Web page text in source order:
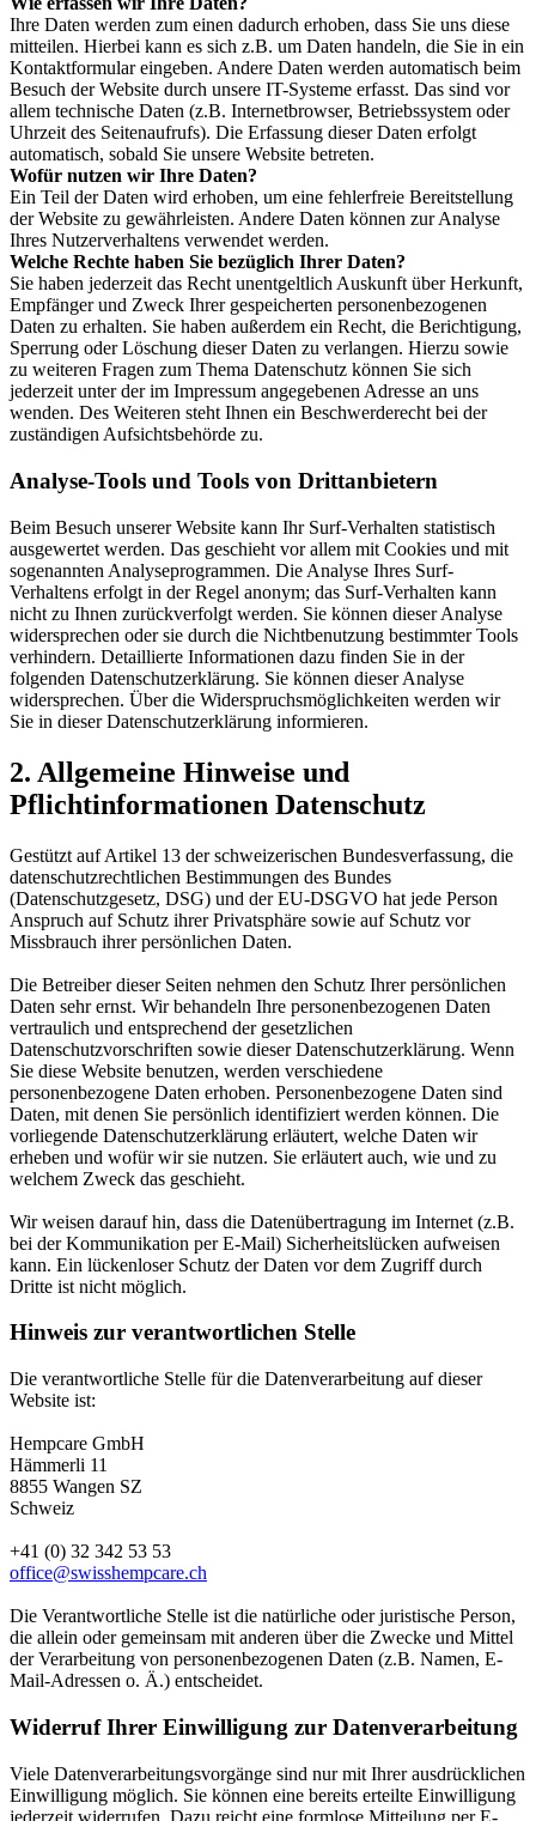
Ihre Daten werden zum einen dadurch erhoben, dass Sie uns diese
mitteilen. Hierbei kann es sich z.B. um Daten handeln, die Sie in ein
Kontaktformular eingeben. Andere Daten werden automatisch beim
Besuch der Website durch unsere IT-Systeme erfasst. Das sind vor
allem technische Daten (z.B. Internetbrowser, Betriebssystem oder
Uhrzeit des Seitenaufrufs). Die Erfassung dieser Daten erfolgt
automatisch, sobald Sie unsere Website betreten.
Wofür nutzen wir Ihre Daten?
Ein Teil der Daten wird erhoben, um eine fehlerfreie Bereitstellung
der Website zu gewährleisten. Andere Daten können zur Analyse
Ihres Nutzerverhaltens verwendet werden.
Welche Rechte haben Sie bezüglich Ihrer Daten?
Sie haben jederzeit das Recht unentgeltlich Auskunft über Herkunft,
Empfänger und Zweck Ihrer gespeicherten personenbezogenen
Daten zu erhalten. Sie haben außerdem ein Recht, die Berichtigung,
Sperrung oder Löschung dieser Daten zu verlangen. Hierzu sowie
zu weiteren Fragen zum Thema Datenschutz können Sie sich
jederzeit unter der im Impressum angegebenen Adresse an uns
wenden. Des Weiteren steht Ihnen ein Beschwerderecht bei der
zuständigen Aufsichtsbehörde zu.
Analyse-Tools und Tools von Drittanbietern
Beim Besuch unserer Website kann Ihr Surf-Verhalten statistisch
ausgewertet werden. Das geschieht vor allem mit Cookies und mit
sogenannten Analyseprogrammen. Die Analyse Ihres Surf-
Verhaltens erfolgt in der Regel anonym; das Surf-Verhalten kann
nicht zu Ihnen zurückverfolgt werden. Sie können dieser Analyse
widersprechen oder sie durch die Nichtbenutzung bestimmter Tools
verhindern. Detaillierte Informationen dazu finden Sie in der
folgenden Datenschutzerklärung. Sie können dieser Analyse
widersprechen. Über die Widerspruchsmöglichkeiten werden wir
Sie in dieser Datenschutzerklärung informieren.
2. Allgemeine Hinweise und
Pflichtinformationen Datenschutz
Gestützt auf Artikel 13 der schweizerischen Bundesverfassung, die
datenschutzrechtlichen Bestimmungen des Bundes
(Datenschutzgesetz, DSG) und der EU-DSGVO hat jede Person
Anspruch auf Schutz ihrer Privatsphäre sowie auf Schutz vor
Missbrauch ihrer persönlichen Daten.
Die Betreiber dieser Seiten nehmen den Schutz Ihrer persönlichen
Daten sehr ernst. Wir behandeln Ihre personenbezogenen Daten
vertraulich und entsprechend der gesetzlichen
Datenschutzvorschriften sowie dieser Datenschutzerklärung. Wenn
Sie diese Website benutzen, werden verschiedene
personenbezogene Daten erhoben. Personenbezogene Daten sind
Daten, mit denen Sie persönlich identifiziert werden können. Die
vorliegende Datenschutzerklärung erläutert, welche Daten wir
erheben und wofür wir sie nutzen. Sie erläutert auch, wie und zu
welchem Zweck das geschieht.
Wir weisen darauf hin, dass die Datenübertragung im Internet (z.B.
bei der Kommunikation per E-Mail) Sicherheitslücken aufweisen
kann. Ein lückenloser Schutz der Daten vor dem Zugriff durch
Dritte ist nicht möglich.
Hinweis zur verantwortlichen Stelle
Die verantwortliche Stelle für die Datenverarbeitung auf dieser
Website ist:
Hempcare GmbH
Hämmerli 11
8855 Wangen SZ
Schweiz
+41 (0) 32 342 53 53
office@swisshempcare.ch
Die Verantwortliche Stelle ist die natürliche oder juristische Person,
die allein oder gemeinsam mit anderen über die Zwecke und Mittel
der Verarbeitung von personenbezogenen Daten (z.B. Namen, E-
Mail-Adressen o. Ä.) entscheidet.
Widerruf Ihrer Einwilligung zur Datenverarbeitung
Viele Datenverarbeitungsvorgänge sind nur mit Ihrer ausdrücklichen
Einwilligung möglich. Sie können eine bereits erteilte Einwilligung
jederzeit widerrufen. Dazu reicht eine formlose Mitteilung per E-